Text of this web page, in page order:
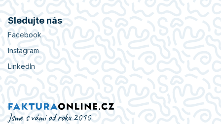
Sledujte nás
Facebook
Instagram
LinkedIn
Jsme s vámi od roku 2010